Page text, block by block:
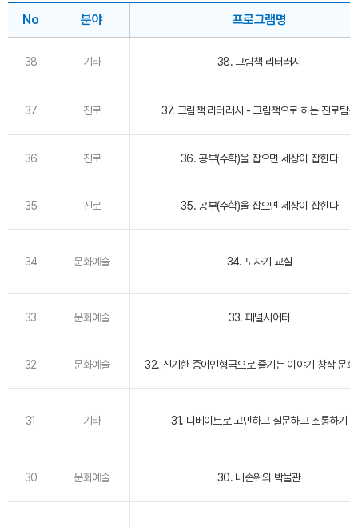
No 분야 프로그램명
38 기타 38. 그림책 리터러시
37 진로 37. 그림책 리터러시 - 그림책으로 하는 진로탐색
36 진로 36. 공부(수학)을 잡으면 세상이 잡힌다
35 진로 35. 공부(수학)을 잡으면 세상이 잡힌다
34 문화예술 34. 도자기 교실
33 문화예술 33. 패널시어터
32 문화예술 32. 신기한 종이인형극으로 즐기는 이야기 창작 문화
31 기타 31. 디베이트로 고민하고 질문하고 소통하기
30 문화예술 30. 내손위의 박물관